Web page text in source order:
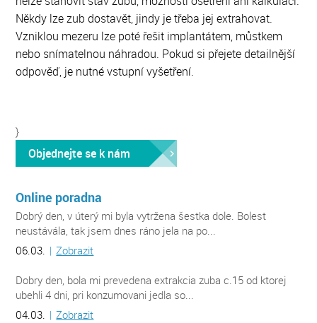
Někdy lze zub dostavět, jindy je třeba jej extrahovat.
Vzniklou mezeru lze poté řešit implantátem, můstkem
nebo snímatelnou náhradou. Pokud si přejete detailnější
odpověď, je nutné vstupní vyšetření.
}
Objednejte se k nám
Online poradna
Dobrý den, v úterý mi byla vytržena šestka dole. Bolest
neustávála, tak jsem dnes ráno jela na po...
06.03. | Zobrazit
Dobry den, bola mi prevedena extrakcia zuba c.15 od ktorej
ubehli 4 dni, pri konzumovani jedla so...
04.03. | Zobrazit